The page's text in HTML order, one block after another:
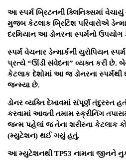
આ સ્પર્મ બ્રિટનની ક્લિનિક્સમાં
મુજબ કેટલાક બ્રિટિશ પરિવારોએ
દરમિયાન આ ડોનરના સ્પર્મનો ઉપયોગ
સ્પર્મ વેચનાર ડેન્માર્કની યુરોપિયન
પ્રત્યે “ઊંડી સંવેદના” વ્યક્ત કરી છે.
કેટલાક દેશોમાં આ જ ડોનરના સ્પર્મથી
જન્મ્યા છે.
ડોનર વ્યક્તિ દેખાવમાં સંપૂર્ણ તંદુરસ્ત
કરવામાં આવતી તમામ સ્ક્રીનિંગ
જન્મ પહેલાં જ તેના શરીરના કેટલાક
(મ્યુટેશન) થઈ ગયું હતું.
આ મ્યુટેશનથી TP53 નામના જીનને